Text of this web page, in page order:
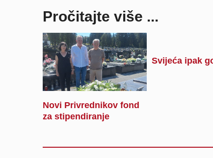
Pročitajte više ...
Novi Privrednikov fond
za stipendiranje
Svijeća ipak